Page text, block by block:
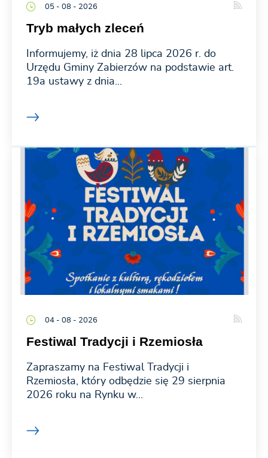
05 - 08 - 2026
Tryb małych zleceń
Informujemy, iż dnia 28 lipca 2026 r. do
Urzędu Gminy Zabierzów na podstawie art.
19a ustawy z dnia...
04 - 08 - 2026
Festiwal Tradycji i Rzemiosła
Zapraszamy na Festiwal Tradycji i
Rzemiosła, który odbędzie się 29 sierpnia
2026 roku na Rynku w...